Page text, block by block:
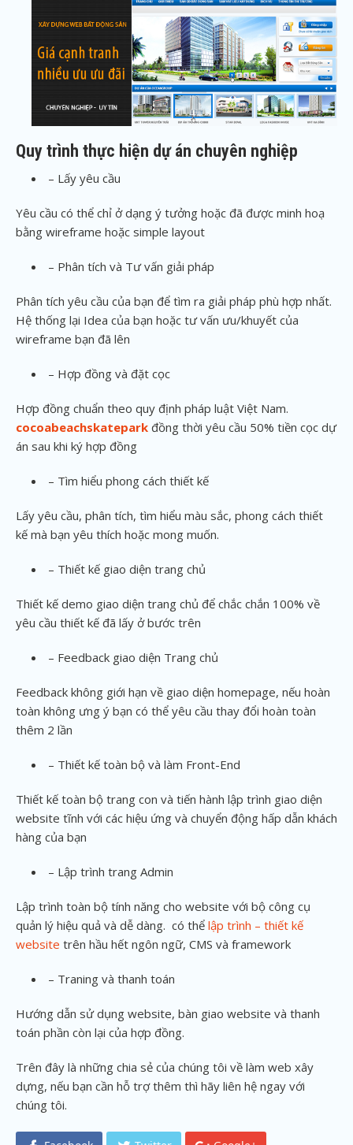
Quy trình thực hiện dự án chuyên nghiệp
– Lấy yêu cầu
Yêu cầu có thể chỉ ở dạng ý tưởng hoặc đã được minh hoạ
bằng wireframe hoặc simple layout
– Phân tích và Tư vấn giải pháp
Phân tích yêu cầu của bạn để tìm ra giải pháp phù hợp nhất.
Hệ thống lại Idea của bạn hoặc tư vấn ưu/khuyết của
wireframe bạn đã lên
– Hợp đồng và đặt cọc
Hợp đồng chuẩn theo quy định pháp luật Việt Nam.
cocoabeachskatepark đồng thời yêu cầu 50% tiền cọc dự
án sau khi ký hợp đồng
– Tìm hiểu phong cách thiết kế
Lấy yêu cầu, phân tích, tìm hiểu màu sắc, phong cách thiết
kế mà bạn yêu thích hoặc mong muốn.
– Thiết kế giao diện trang chủ
Thiết kế demo giao diện trang chủ để chắc chắn 100% về
yêu cầu thiết kế đã lấy ở bước trên
– Feedback giao diện Trang chủ
Feedback không giới hạn về giao diện homepage, nếu hoàn
toàn không ưng ý bạn có thể yêu cầu thay đổi hoàn toàn
thêm 2 lần
– Thiết kế toàn bộ và làm Front-End
Thiết kế toàn bộ trang con và tiến hành lập trình giao diện
website tĩnh với các hiệu ứng và chuyển động hấp dẫn khách
hàng của bạn
– Lập trình trang Admin
Lập trình toàn bộ tính năng cho website với bộ công cụ
quản lý hiệu quả và dễ dàng. có thể lập trình – thiết kế
website trên hầu hết ngôn ngữ, CMS và framework
– Traning và thanh toán
Hướng dẫn sử dụng website, bàn giao website và thanh
toán phần còn lại của hợp đồng.
Trên đây là những chia sẻ của chúng tôi về làm web xây
dựng, nếu bạn cần hỗ trợ thêm thì hãy liên hệ ngay với
chúng tôi.